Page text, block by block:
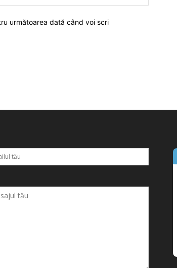
următoarea dată când voi scri